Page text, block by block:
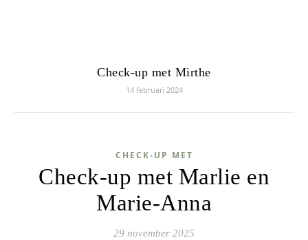
Check-up met Mirthe
14 februari 2024
CHECK-UP MET
Check-up met Marlie en
Marie-Anna
29 november 2025